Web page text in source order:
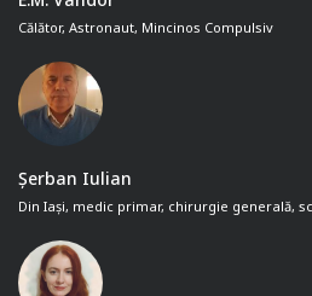
Călător, Astronaut, Mincinos Compulsiv
Șerban Iulian
Din Iași, medic primar, chirurgie generală,